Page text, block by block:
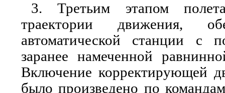
3. Третьим этапом
траектории движения,
автоматической станции с
заранее намеченной
Включение корректирующей
было произведено по